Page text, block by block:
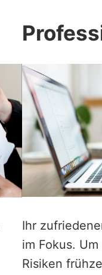
Ihr
im Fokus.
Risiken